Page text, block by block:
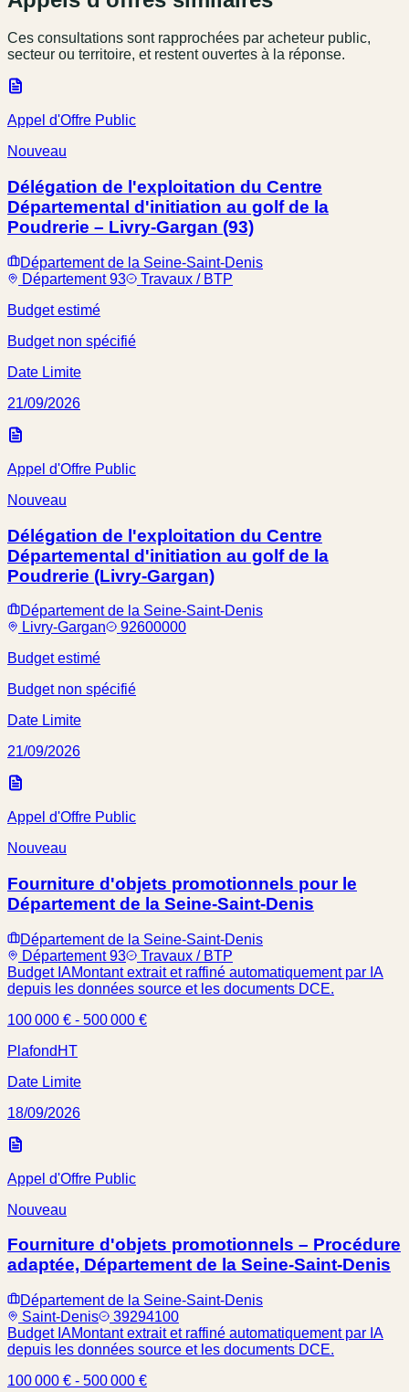
Ces consultations sont rapprochées par acheteur public,
secteur ou territoire, et restent ouvertes à la réponse.
Appel d'Offre Public
Nouveau
Délégation de l'exploitation du Centre
Départemental d'initiation au golf de la
Poudrerie – Livry-Gargan (93)
Département de la Seine-Saint-Denis
Département 93
Travaux / BTP
Budget estimé
Budget non spécifié
Date Limite
21/09/2026
Appel d'Offre Public
Nouveau
Délégation de l'exploitation du Centre
Départemental d'initiation au golf de la
Poudrerie (Livry-Gargan)
Département de la Seine-Saint-Denis
Livry-Gargan
92600000
Budget estimé
Budget non spécifié
Date Limite
21/09/2026
Appel d'Offre Public
Nouveau
Fourniture d'objets promotionnels pour le
Département de la Seine-Saint-Denis
Département de la Seine-Saint-Denis
Département 93
Travaux / BTP
Budget IAMontant extrait et raffiné automatiquement par IA
depuis les données source et les documents DCE.
100 000 € - 500 000 €
Plafond HT
Date Limite
18/09/2026
Appel d'Offre Public
Nouveau
Fourniture d'objets promotionnels – Procédure
adaptée, Département de la Seine-Saint-Denis
Département de la Seine-Saint-Denis
Saint-Denis
39294100
Budget IAMontant extrait et raffiné automatiquement par IA
depuis les données source et les documents DCE.
100 000 € - 500 000 €